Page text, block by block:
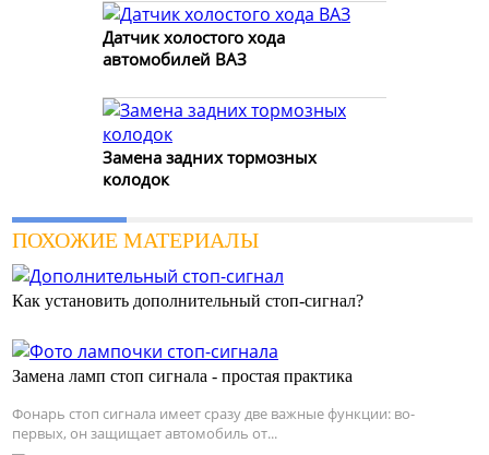
Датчик холостого хода
автомобилей ВАЗ
Замена задних тормозных
колодок
ПОХОЖИЕ МАТЕРИАЛЫ
Как установить дополнительный стоп-сигнал?
Замена ламп стоп сигнала - простая практика
Фонарь стоп сигнала имеет сразу две важные функции: во-
первых, он защищает автомобиль от...